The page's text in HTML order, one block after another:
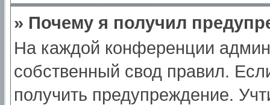
» Почему я получил
На каждой конференции
собственный свод правил.
получить предупреждение.